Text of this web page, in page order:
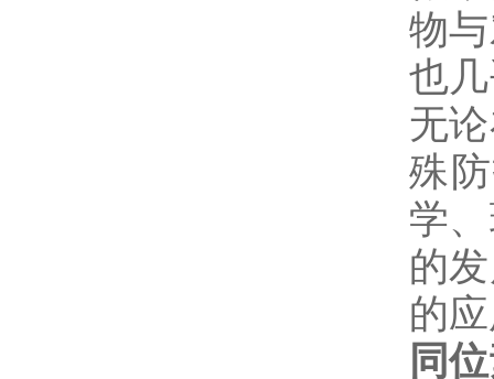
物
也
无
殊
学
的
的
同